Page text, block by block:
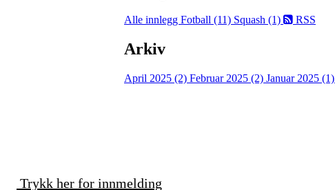
Alle innlegg Fotball (11) Squash (1) RSS
Arkiv
April 2025 (2) Februar 2025 (2) Januar 2025 (1)
Trykk her for innmelding